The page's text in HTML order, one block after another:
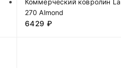
Коммерческий ковролин
270 Almond
6429 ₽